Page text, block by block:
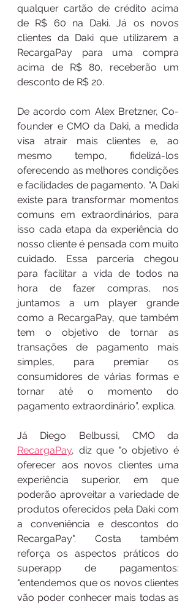
qualquer cartão de crédito acima
de R$ 60 na Daki. Já os novos
clientes da Daki que utilizarem a
RecargaPay para uma compra
acima de R$ 80, receberão um
desconto de R$ 20.
De acordo com Alex Bretzner, Co-
founder e CMO da Daki, a medida
visa atrair mais clientes e, ao
mesmo tempo, fidelizá-los
oferecendo as melhores condições
e facilidades de pagamento. “A Daki
existe para transformar momentos
comuns em extraordinários, para
isso cada etapa da experiência do
nosso cliente é pensada com muito
cuidado. Essa parceria chegou
para facilitar a vida de todos na
hora de fazer compras, nos
juntamos a um player grande
como a RecargaPay, que também
tem o objetivo de tornar as
transações de pagamento mais
simples, para premiar os
consumidores de várias formas e
tornar até o momento do
pagamento extraordinário”, explica.
RecargaPay, diz que "o objetivo é
oferecer aos novos clientes uma
experiência superior, em que
poderão aproveitar a variedade de
produtos oferecidos pela Daki com
a conveniência e descontos do
RecargaPay". Costa também
reforça os aspectos práticos do
superapp de pagamentos:
"entendemos que os novos clientes
vão poder conhecer mais todas as